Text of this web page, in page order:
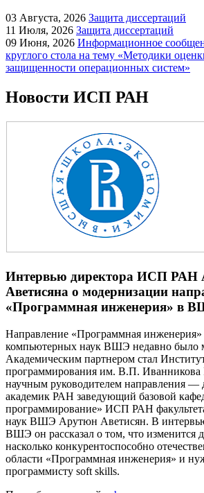
03 Августа, 2026 Защита диссертаций
11 Июля, 2026 Защита диссертаций
09 Июня, 2026 Информационное
круглого стола на тему «Методики
защищенности операционных систем»
Новости ИСП РАН
Интервью директора ИСП РАН
Аветисяна о модернизации
«Программная инженерия» в
Направление «Программная инженерия»
компьютерных наук ВШЭ недавно было
Академическим партнером стал
программирования им. В.П.
научным руководителем направления
академик РАН заведующий базовой
программирование» ИСП РАН
наук ВШЭ Арутюн Аветисян. В
ВШЭ он рассказал о том, что изменится
насколько конкурентоспособно
области «Программная инженерия» и
программисту soft skills.